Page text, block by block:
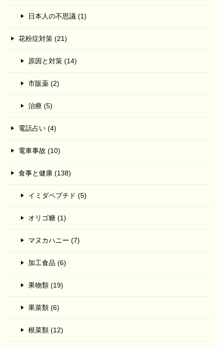
日本人の不思議 (1)
花粉症対策 (21)
原因と対策 (14)
市販薬 (2)
治療 (5)
電話占い (4)
電車事故 (10)
食事と健康 (138)
イミダペプチド (5)
オリゴ糖 (1)
マヌカハニー (7)
加工食品 (6)
果物類 (19)
果菜類 (6)
根菜類 (12)